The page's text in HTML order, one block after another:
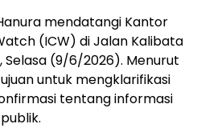
mendatangi Kantor
(ICW) di Jalan Kalibata
Selasa (9/6/2026). Menurut
untuk mengklarifikasi
tentang informasi